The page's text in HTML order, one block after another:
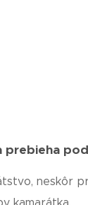
neskôr